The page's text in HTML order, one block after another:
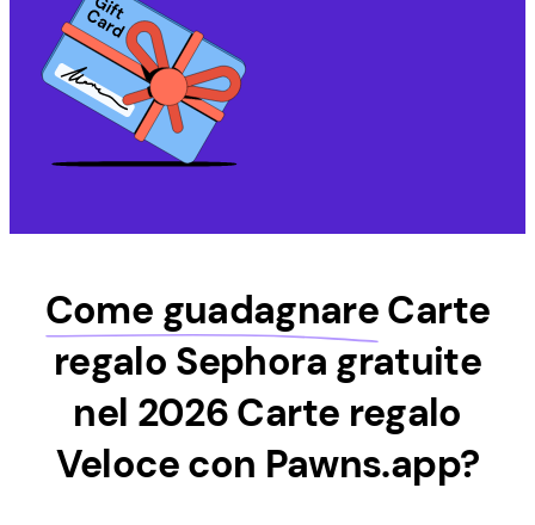
Come guadagnareCarte
regalo Sephora gratuite
nel 2026 Carte regalo
Veloce con Pawns.app?